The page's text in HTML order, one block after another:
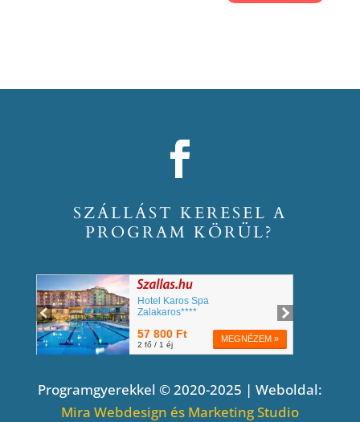
SZÁLLÁST KERESEL A
PROGRAM KÖRÜL?
Programgyerekkel © 2020-2025 | Weboldal:
Mira Webdesign és Marketing Studio